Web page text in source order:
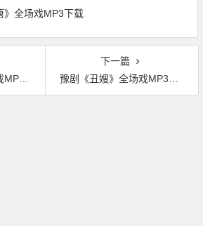
》全场戏MP3下载
下载
下一篇
豫剧《丑嫂》全场戏MP3下载